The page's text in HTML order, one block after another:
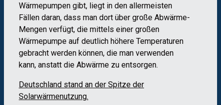
Wärmepumpen gibt, liegt in den allermeisten
Fällen daran, dass man dort über große Abwärme-
Mengen verfügt, die mittels einer großen
Wärmepumpe auf deutlich höhere Temperaturen
gebracht werden können, die man verwenden
kann, anstatt die Abwärme zu entsorgen.
Deutschland stand an der Spitze der
Solarwärmenutzung.